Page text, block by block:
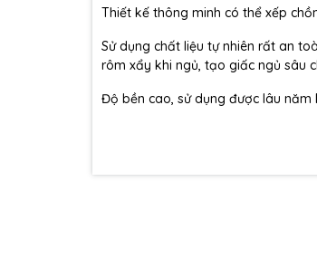
Thiết kế thông minh có thể xếp
Sử dụng chất liệu tự nhiên rất an
rôm xẩy khi ngủ, tạo giấc ngủ sâu
Độ bền cao, sử dụng được lâu năm